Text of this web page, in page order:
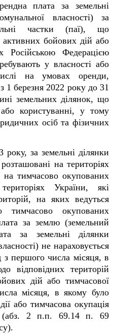
плата за земельні
власності) за
частки (паї), що
активних бойових дій або
Російською Федерацією
у власності або
на умовах оренди,
1 березня 2022 року до 31
земельних ділянок, що
користуванні, у тому
осіб та фізичних
за земельні ділянки
на територіях
тимчасово окупованих
України, які
на яких ведуться
тимчасово окупованих
за землю (земельний
за земельні ділянки
не нараховується
з першого числа місяця, в
відповідних територій
дій або тимчасової
місяця, в якому було
або тимчасова окупація
(абз. 2 п.п. 69.14 п. 69